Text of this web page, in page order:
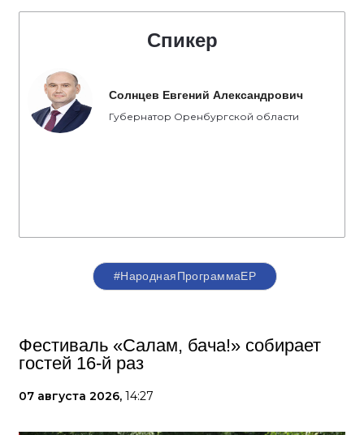
Спикер
Солнцев Евгений Александрович
Губернатор Оренбургской области
#НароднаяПрограммаЕР
Фестиваль «Салам, бача!» собирает
гостей 16-й раз
07 августа 2026, 14:27